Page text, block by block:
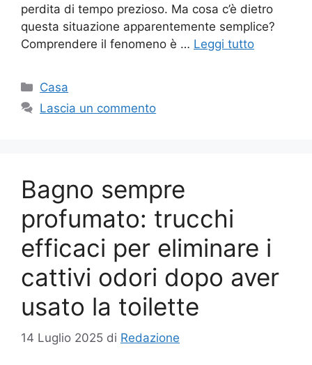
perdita di tempo prezioso. Ma cosa c’è dietro
questa situazione apparentemente semplice?
Comprendere il fenomeno è … Leggi tutto
Categorie
Casa
Lascia un commento
Bagno sempre
profumato: trucchi
efficaci per eliminare i
cattivi odori dopo aver
usato la toilette
14 Luglio 2025 di Redazione